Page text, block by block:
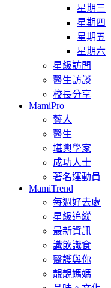
星期三
星期四
星期五
星期六
星級訪問
醫生訪談
校長分享
MamiPro
藝人
醫生
堪輿學家
成功人士
著名運動員
MamiTrend
每週好去處
星級追縱
最新資訊
識飲識食
醫護與你
靚靚媽媽